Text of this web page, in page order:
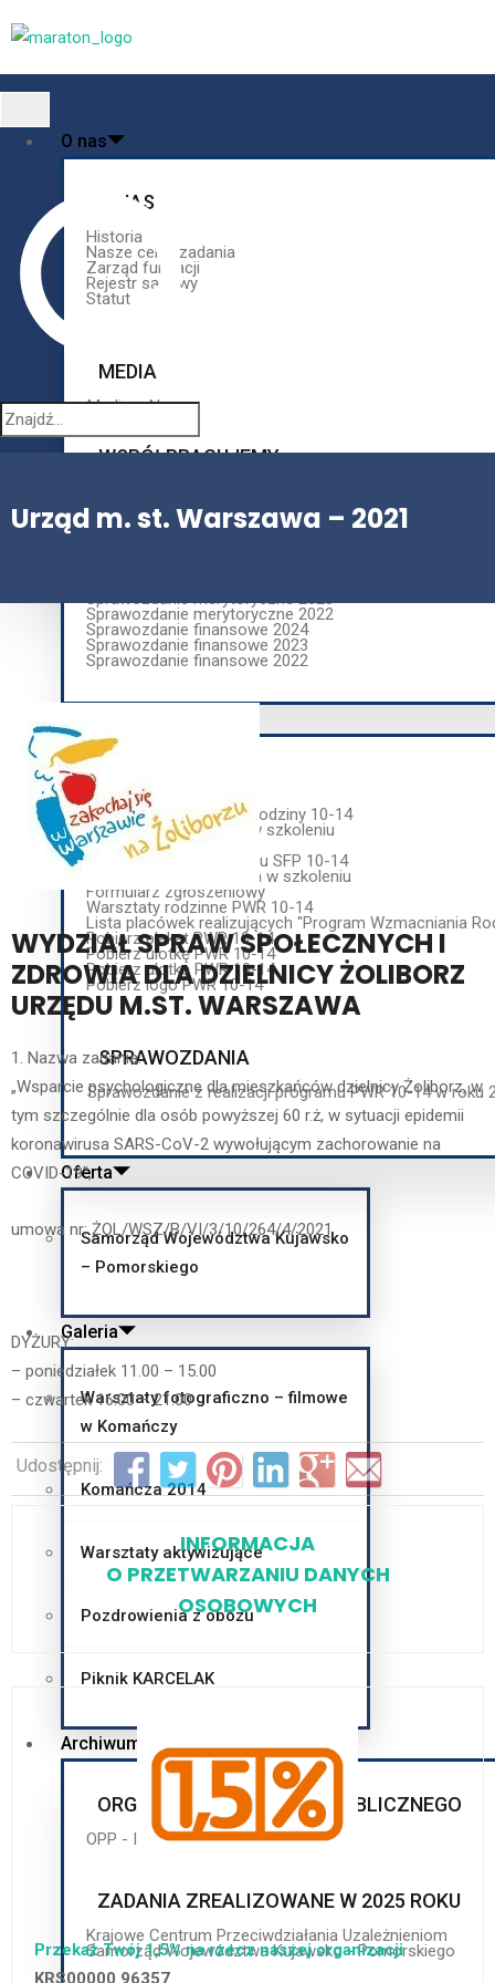
O nas
O NAS
Historia
Nasze cele i zadania
Zarząd fundacji
Rejestr sądowy
Statut
MEDIA
Media o Nas
WSPÓŁPRACUJEMY
Sprawozdanie merytoryczne 2023
Sprawozdanie merytoryczne 2022
Sprawozdanie finansowe 2024
Sprawozdanie finansowe 2023
Sprawozdanie finansowe 2022
PWR 10 -14
Program wzmacniania rodziny 10-14
Warunki uczestnictwa w szkoleniu
Materiały edukacyjne
Rekomendacja programu SFP 10-14
Deklaracja uczestnictwa w szkoleniu
Formularz zgłoszeniowy
Warsztaty rodzinne PWR 10-14
Lista placówek realizujących "Program Wzmacniania
Pobierz plakat PWR 10-14
Pobierz ulotkę PWR 10-14
Pobierz ulotkę PWR 10-14
Pobierz logo PWR 10-14
SPRAWOZDANIA
Sprawozdanie z realizacji programu PWR 10-14 w roku
Oferta
Samorząd Województwa Kujawsko
– Pomorskiego
Galeria
Warsztaty fotograficzno – filmowe
w Komańczy
Komańcza 2014
Warsztaty aktywizujące
Pozdrowienia z obozu
Piknik KARCELAK
Archiwum
ORGANIZACJA POŻYTKU PUBLICZNEGO
OPP - Informacje
ZADANIA ZREALIZOWANE W 2025 ROKU
Krajowe Centrum Przeciwdziałania Uzależnieniom
Samorząd Województwa Kujawsko - Pomorskiego
Urząd m. st. Warszawa – 2021
WYDZIAŁ SPRAW SPOŁECZNYCH I
ZDROWIA DLA DZIELNICY ŻOLIBORZ
URZĘDU M.ST. WARSZAWA
1. Nazwa zadania:
„Wsparcie psychologiczne dla mieszkańców dzielnicy Żoliborz, w
tym szczególnie dla osób powyższej 60 r.ż, w sytuacji epidemii
koronawirusa SARS-CoV-2 wywołującym zachorowanie na
COVID-19”,
umowa nr: ŻOL/WSZ/B/VI/3/10/264/4/2021
DYŻURY:
– poniedziałek 11.00 – 15.00
– czwartek 16.00 – 21.00
Udostępnij:
INFORMACJA
O PRZETWARZANIU DANYCH
OSOBOWYCH
Przekaż Twój 1,5% na rzecz naszej organizacji
KRS00000 96357